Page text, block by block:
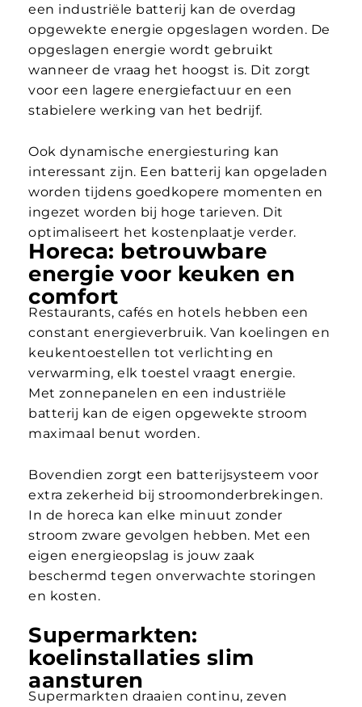
een industriële batterij kan de overdag
opgewekte energie opgeslagen worden. De
opgeslagen energie wordt gebruikt
wanneer de vraag het hoogst is. Dit zorgt
voor een lagere energiefactuur en een
stabielere werking van het bedrijf.
Ook dynamische energiesturing kan
interessant zijn. Een batterij kan opgeladen
worden tijdens goedkopere momenten en
ingezet worden bij hoge tarieven. Dit
optimaliseert het kostenplaatje verder.
Horeca: betrouwbare
energie voor keuken en
comfort
Restaurants, cafés en hotels hebben een
constant energieverbruik. Van koelingen en
keukentoestellen tot verlichting en
verwarming, elk toestel vraagt energie.
Met zonnepanelen en een industriële
batterij kan de eigen opgewekte stroom
maximaal benut worden.
Bovendien zorgt een batterijsysteem voor
extra zekerheid bij stroomonderbrekingen.
In de horeca kan elke minuut zonder
stroom zware gevolgen hebben. Met een
eigen energieopslag is jouw zaak
beschermd tegen onverwachte storingen
en kosten.
Supermarkten:
koelinstallaties slim
aansturen
Supermarkten draaien continu, zeven